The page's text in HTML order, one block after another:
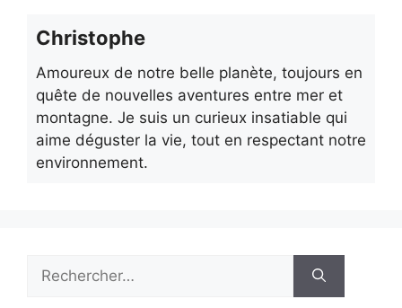
Christophe
Amoureux de notre belle planète, toujours en
quête de nouvelles aventures entre mer et
montagne. Je suis un curieux insatiable qui
aime déguster la vie, tout en respectant notre
environnement.